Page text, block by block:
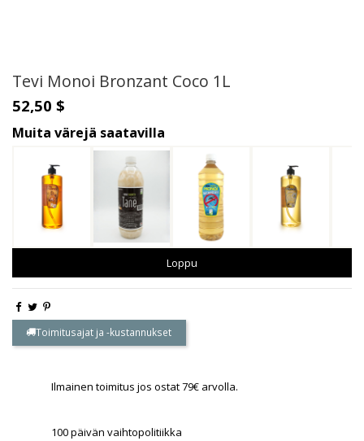
Tevi Monoi Bronzant Coco 1L
52,50 $
Muita värejä saatavilla
Loppu
Toimitusajat ja -kustannukset
Ilmainen toimitus jos ostat 79€ arvolla.
100 päivän vaihtopolitiikka